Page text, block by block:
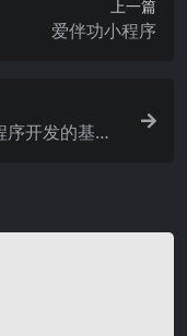
上一篇
爱伴功小程序
开发的基础